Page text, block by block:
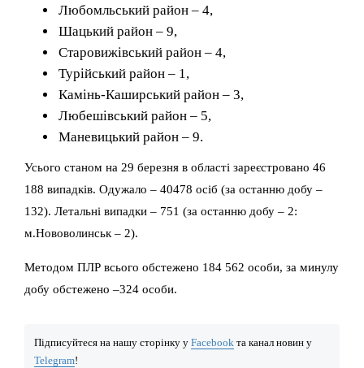
Любомльський район – 4,
Шацький район – 9,
Старовижівський район – 4,
Турійський район – 1,
Камінь-Каширський район – 3,
Любешівський район – 5,
Маневицький район – 9.
Усього станом на 29 березня в області зареєстровано 46
188 випадків. Одужало – 40478 осіб (за останню добу –
132). Летальні випадки – 751 (за останню добу – 2:
м.Нововолинськ – 2).
Методом ПЛР всього обстежено 184 562 особи, за минулу
добу обстежено –324 особи.
Підписуйтеся на нашу сторінку у Facebook та канал новин у
Telegram!